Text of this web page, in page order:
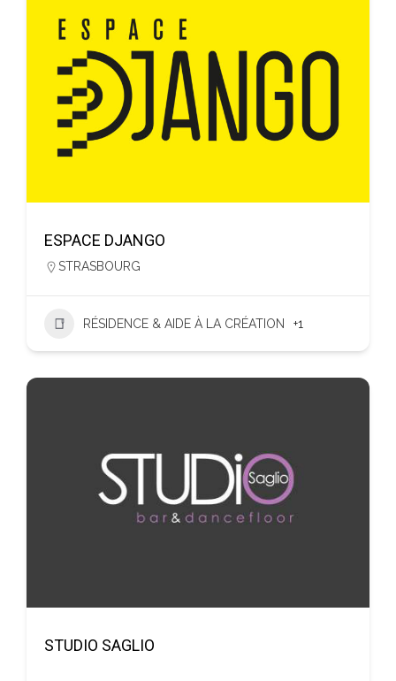
ESPACE DJANGO
STRASBOURG
RÉSIDENCE & AIDE À LA CRÉATION +1
STUDIO SAGLIO